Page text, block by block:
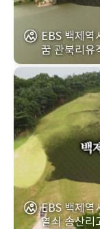
EBS 백제역
꿈 관북리유
EBS 백제역
열쇠 송산리